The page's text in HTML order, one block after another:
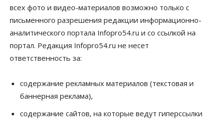
07 Августа 2026, 16:00
Общество Право&Порядок
Роспотребнадзор изъял почти полторы тонны
мяса в Новосибирской области
Расходы новосибирцев на спорт выросли на 40%
за полгода
07 Августа 2026, 14:35
всех фото и видео-материалов возможно только с
письменного разрешения редакции информационно-
аналитического портала Infopro54.ru и со ссылкой на
портал. Редакция Infopro54.ru не несет
ответственность за:
содержание рекламных материалов (текстовая и
баннерная реклама),
содержание сайтов, на которые ведут гиперссылки